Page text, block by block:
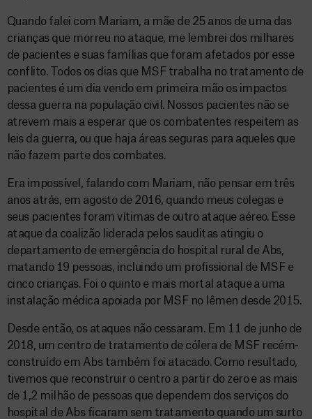
Quando falei com Mariam, a mãe de 25 anos de uma das
crianças que morreu no ataque, me lembrei dos milhares
de pacientes e suas famílias que foram afetados por esse
conflito. Todos os dias que MSF trabalha no tratamento de
pacientes é um dia vendo em primeira mão os impactos
dessa guerra na população civil. Nossos pacientes não se
atrevem mais a esperar que os combatentes respeitem as
leis da guerra, ou que haja áreas seguras para aqueles que
não fazem parte dos combates.
Era impossível, falando com Mariam, não pensar em três
anos atrás, em agosto de 2016, quando meus colegas e
seus pacientes foram vítimas de outro ataque aéreo. Esse
ataque da coalizão liderada pelos sauditas atingiu o
departamento de emergência do hospital rural de Abs,
matando 19 pessoas, incluindo um profissional de MSF e
cinco crianças. Foi o quinto e mais mortal ataque a uma
instalação médica apoiada por MSF no Iêmen desde 2015.
Desde então, os ataques não cessaram. Em 11 de junho de
2018, um centro de tratamento de cólera de MSF recém-
construído em Abs também foi atacado. Como resultado,
tivemos que reconstruir o centro a partir do zero e as mais
de 1,2 milhão de pessoas que dependem dos serviços do
hospital de Abs ficaram sem tratamento quando um surto